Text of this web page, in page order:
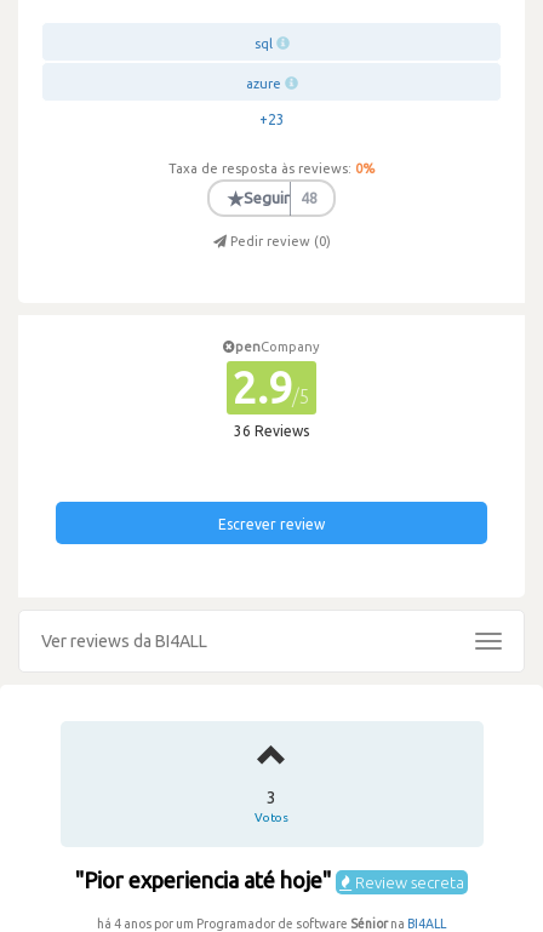
sql
azure
+23
Taxa de resposta às reviews: 0%
★Seguir 48
Pedir review (0)
penCompany
2.9/5
36 Reviews
Escrever review
Ver reviews da BI4ALL
Toggle
3
Votos
"Pior experiencia até hoje" Review secreta
há 4 anos por um Programador de software Séniorna BI4ALL